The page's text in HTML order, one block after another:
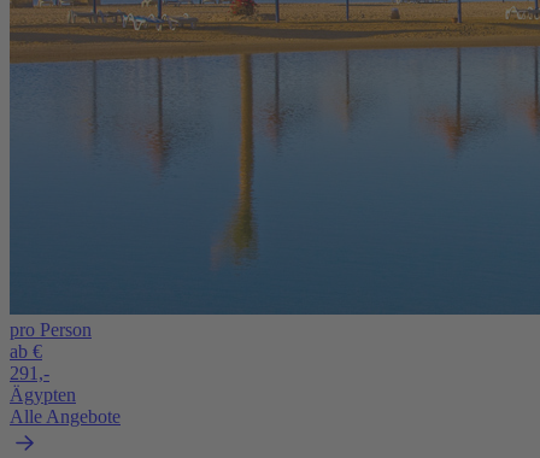
pro Person
ab €
291,-
Ägypten
Alle Angebote